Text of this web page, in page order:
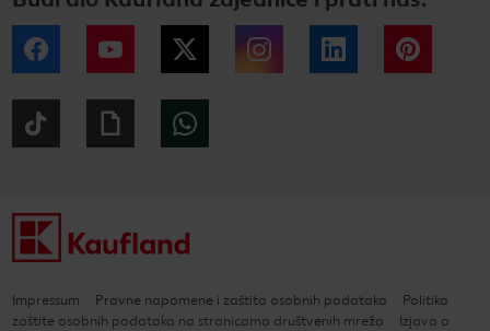
Facebook YouTube Twitter Instagram LinkedIn
Giphy
Impressum Pravne napomene i zaštita osobnih podataka
Politika
zaštite osobnih podataka na stranicama društvenih mreža
Izjava o